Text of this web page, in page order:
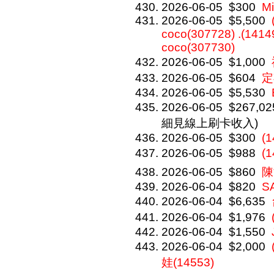
2026-06-05 $300
2026-06-05 $5,500
coco(307728)
coco(307730)
2026-06-05 $1,000
2026-06-05 $604
2026-06-05 $5,530
2026-06-05
細見線上刷卡收入)
2026-06-05 $300
2026-06-05 $988
2026-06-05 $860
2026-06-04 $820
2026-06-04 $6,635
2026-06-04 $1,976
2026-06-04 $1,550
2026-06-04 $2,000
娃(14553)